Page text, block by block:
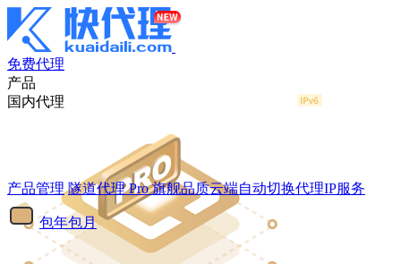
免费代理
产品
国内代理
产品管理 隧道代理Pro 旗舰品质云端自动切换代理IP服务
包年包月